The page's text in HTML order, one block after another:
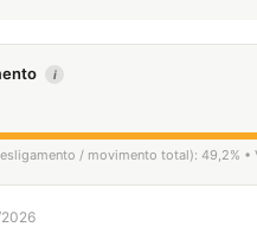
i
/ movimento total): 49,2% •